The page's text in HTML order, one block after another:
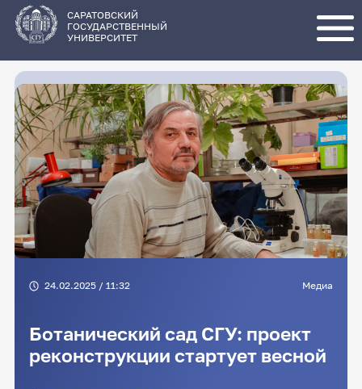
основному
содержанию
САРАТОВСКИЙ
ГОСУДАРСТВЕННЫЙ
УНИВЕРСИТЕТ
24.02.2025 / 11:32 Медиа
Ботанический сад СГУ: проект
реконструкции стартует весной